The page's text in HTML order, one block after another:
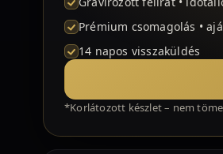
Prémium csomagolás •
14 napos visszaküldés
*Korlátozott készlet – nem